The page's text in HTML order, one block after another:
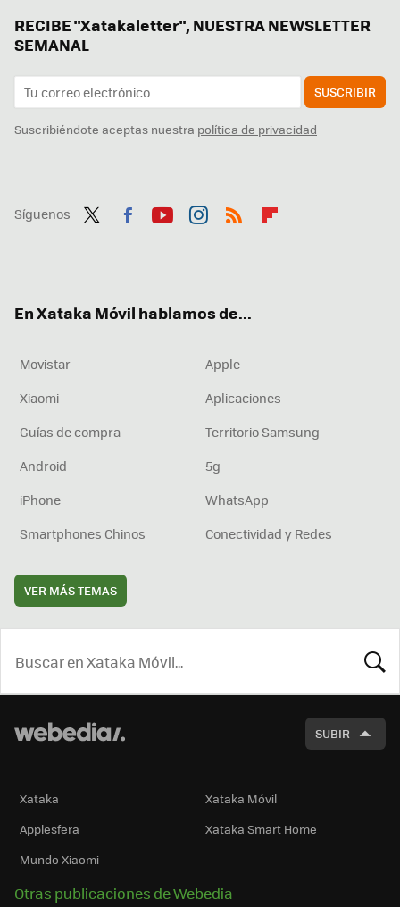
RECIBE "Xatakaletter", NUESTRA NEWSLETTER
SEMANAL
SUSCRIBIR
Suscribiéndote aceptas nuestra política de privacidad
Síguenos
En Xataka Móvil hablamos de...
Movistar
Apple
Xiaomi
Aplicaciones
Guías de compra
Territorio Samsung
Android
5g
iPhone
WhatsApp
Smartphones Chinos
Conectividad y Redes
VER MÁS TEMAS
SUBIR
Xataka
Xataka Móvil
Applesfera
Xataka Smart Home
Mundo Xiaomi
Otras publicaciones de Webedia